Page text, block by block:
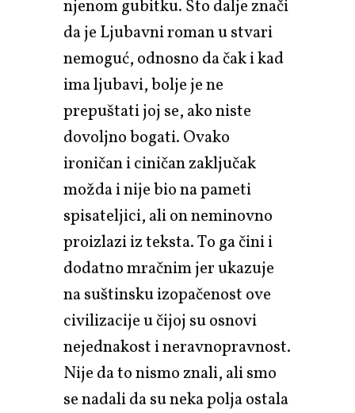
njenom gubitku. Što dalje znači
da je Ljubavni roman u stvari
nemoguć, odnosno da čak i kad
ima ljubavi, bolje je ne
prepuštati joj se, ako niste
dovoljno bogati. Ovako
ironičan i ciničan zaključak
možda i nije bio na pameti
spisateljici, ali on neminovno
proizlazi iz teksta. To ga čini i
dodatno mračnim jer ukazuje
na suštinsku izopačenost ove
civilizacije u čijoj su osnovi
nejednakost i neravnopravnost.
Nije da to nismo znali, ali smo
se nadali da su neka polja ostala